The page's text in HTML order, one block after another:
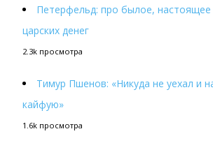
Петерфельд: про былое,
царских денег
2.3k просмотра
Тимур Пшенов: «Никуда не уехал и
кайфую»
1.6k просмотра